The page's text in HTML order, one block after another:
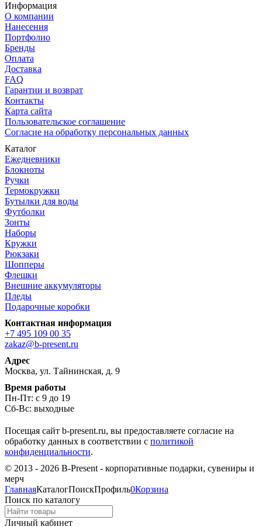
Информация
О компании
Нанесения
Портфолио
Бренды
Оплата
Доставка
FAQ
Гарантии и возврат
Контакты
Карта сайта
Пользовательское соглашение
Согласие на обработку персональных данных
Каталог
Ежедневники
Блокноты
Ручки
Термокружки
Бутылки для воды
Футболки
Зонты
Наборы
Кружки
Рюкзаки
Шопперы
Флешки
Внешние аккумуляторы
Пледы
Подарочные коробки
Контактная информация
+7 495 109 00 35
zakaz@b-present.ru
Адрес
Москва, ул. Тайнинская, д. 9
Время работы
Пн-Пт: с 9 до 19
Сб-Вс: выходные
Посещая сайт b-present.ru, вы предоставляете согласие на
обработку данных в соответствии с политикой
конфиденциальности.
© 2013 - 2026 B-Present - корпоративные подарки, сувениры и
мерч
ГлавнаяКаталогПоискПрофиль0Корзина
Поиск по каталогу
Личный кабинет